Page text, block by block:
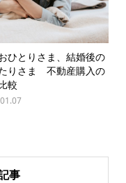
ひとりさま、結婚後の
りさま 不動産購入の
較
事